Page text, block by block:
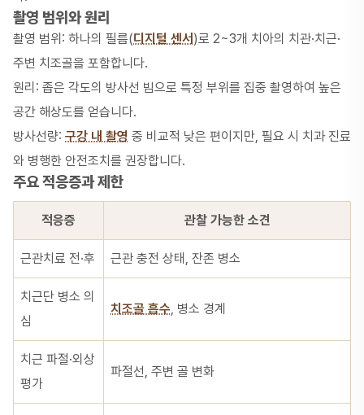
촬영 범위와 원리
촬영 범위: 하나의 필름(디지털 센서 )로 2~3개 치아의 치관·치근·
주변 치조골을 포함합니다.
원리: 좁은 각도의 방사선 빔으로 특정 부위를 집중 촬영하여 높은
공간 해상도를 얻습니다.
방사선량: 구강 내 촬영 중 비교적 낮은 편이지만, 필요 시 치과 진료
와 병행한 안전조치를 권장합니다.
주요 적응증과 제한
적응증 관찰 가능한 소견
근관치료 전·후 근관 충전 상태, 잔존 병소
치근단 병소 의
심
치조골 흡수, 병소 경계
치근 파절·외상
평가
파절선, 주변 골 변화